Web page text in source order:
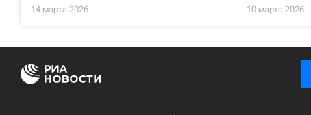
14 марта 2026 10 марта 2026